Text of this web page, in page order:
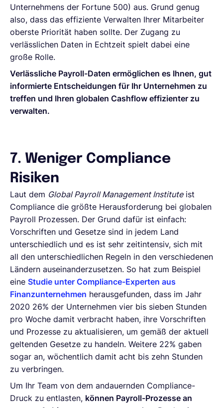
Unternehmens der Fortune 500) aus. Grund genug
also, dass das effiziente Verwalten Ihrer Mitarbeiter
oberste Priorität haben sollte. Der Zugang zu
verlässlichen Daten in Echtzeit spielt dabei eine
große Rolle.
Verlässliche Payroll-Daten ermöglichen es Ihnen, gut
informierte Entscheidungen für Ihr Unternehmen zu
treffen und Ihren globalen Cashflow effizienter zu
verwalten.
7. Weniger Compliance
Risiken
Laut dem Global Payroll Management Instituteist
Compliance die größte Herausforderung bei globalen
Payroll Prozessen. Der Grund dafür ist einfach:
Vorschriften und Gesetze sind in jedem Land
unterschiedlich und es ist sehr zeitintensiv, sich mit
all den unterschiedlichen Regeln in den verschiedenen
Ländern auseinanderzusetzen. So hat zum Beispiel
eine Studie unter Compliance-Experten aus
Finanzunternehmen herausgefunden, dass im Jahr
2020 26% der Unternehmen vier bis sieben Stunden
pro Woche damit verbracht haben, ihre Vorschriften
und Prozesse zu aktualisieren, um gemäß der aktuell
geltenden Gesetze zu handeln. Weitere 22% gaben
sogar an, wöchentlich damit acht bis zehn Stunden
zu verbringen.
Um Ihr Team von dem andauernden Compliance-
Druck zu entlasten, können Payroll-Prozesse an